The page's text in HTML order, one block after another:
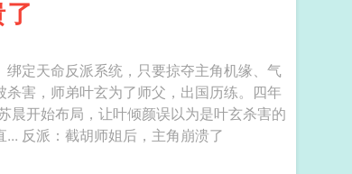
定天命反派系统，只要掠夺主角机缘、气
害，师弟叶玄为了师父，出国历练。四年
晨开始布局，让叶倾颜误以为是叶玄杀害的
父亲，天命女主彻底黑化！原主角叶玄被戏耍、玩弄，直... 反派：截胡师姐后，主角崩溃了